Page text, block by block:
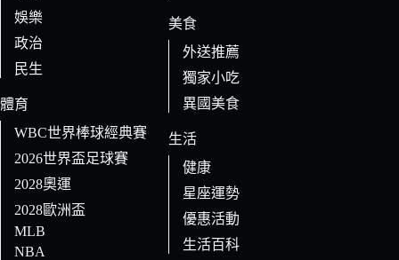
娛樂
政治
民生
體育
WBC世界棒球經典賽
2026世界盃足球賽
2028奧運
2028歐洲盃
MLB
NBA
美食
外送推薦
獨家小吃
異國美食
生活
健康
星座運勢
優惠活動
生活百科